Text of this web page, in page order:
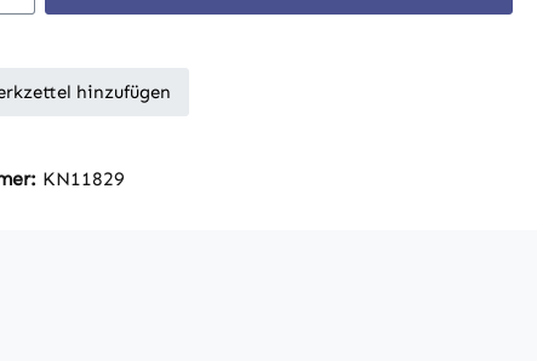
hinzufügen
KN11829